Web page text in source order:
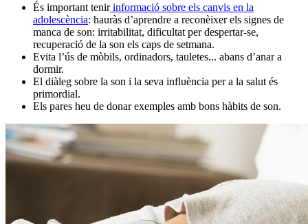
És important tenirinformació sobre els canvis en la
adolescència: hauràs d’aprendre a reconèixer els signes de
manca de son: irritabilitat, dificultat per despertar-se,
recuperació de la son els caps de setmana.
Evita l’ús de mòbils, ordinadors, tauletes... abans d’anar a
dormir.
El diàleg sobre la son i la seva influència per a la salut és
primordial.
Els pares heu de donar exemples amb bons hàbits de son.